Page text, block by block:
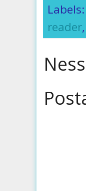
Labels:
reader,